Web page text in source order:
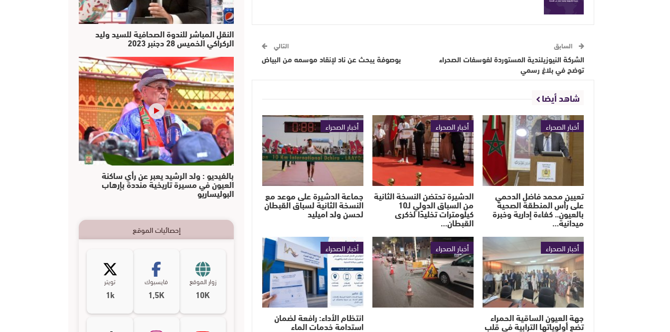
السابق
الشركة النيوزيلندية المستوردة لفوسفات الصحراء
توضح في بلاغ رسمي
التالي
بوصوفة يبحث عن ناد لإنقاد موسمه من البياض
شاهد أيضا
أخبار الصحراء
تعيين محمد فاضل الدحمي
على رأس المنطقة الصحية
بالعيون.. كفاءة إدارية وخبرة
ميدانية…
أخبار الصحراء
الدشيرة تحتضن النسخة الثانية
من السباق الدولي لـ10
كيلومترات تخليدًا لذكرى
القبطان…
أخبار الصحراء
جماعة الدشيرة على موعد مع
النسخة الثانية لسباق القبطان
لحسن ولد اميليد
أخبار الصحراء
جهة العيون الساقية الحمراء
تضع أولوياتها الترابية في قلب
أخبار الصحراء أخبار الصحراء
انتظام الأداء: رافعة لضمان
استدامة خدمات الماء
النقل المباشر للندوة الصحافية للسيد وليد
الركراكي الخميس 28 دجنبر 2023
بالفيديو : ولد الرشيد يعبر عن رأي ساكنة
العيون في مسيرة تاريخية منددة بإرهاب
البوليساريو
إحصائيات الموقع
زوار الموقع
10K
فايسبوك
1,5K
تويتر
1k